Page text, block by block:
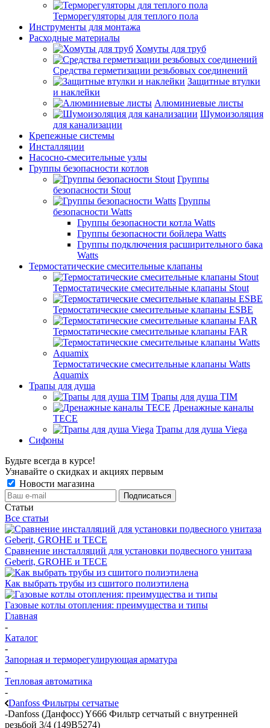
Терморегуляторы для теплого пола
Инструменты для монтажа
Расходные материалы
Хомуты для труб
Средства герметизации резьбовых соединений
Защитные втулки
и наклейки
Алюминиевые листы
Шумоизоляция
для канализации
Крепежные системы
Инсталляции
Насосно-смесительные узлы
Группы безопасности котлов
Группы
безопасности Stout
Группы
безопасности Watts
Группы безопасности котла Watts
Группы безопасности бойлера Watts
Группы подключения расширительного бака
Watts
Термостатические смесительные клапаны
Термостатические смесительные клапаны Stout
Термостатические смесительные клапаны ESBE
Термостатические смесительные клапаны FAR
Термостатические смесительные клапаны Watts
Aquamix
Трапы для душа
Трапы для душа TIM
Дренажные каналы
TECE
Трапы для душа Viega
Сифоны
Будьте всегда в курсе!
Узнавайте о скидках и акциях первым
Новости магазина
Статьи
Все статьи
Сравнение инсталляций для установки подвесного унитаза
Geberit, GROHE и TECE
Как выбрать трубы из сшитого полиэтилена
Газовые котлы отопления: преимущества и типы
Главная
-
Каталог
-
Запорная и терморегулирующая арматура
-
Тепловая автоматика
-
Danfoss Фильтры сетчатые
-Danfoss (Данфосс) Y666 Фильтр сетчатый с внутренней
резьбой 3/4 (149B5274)